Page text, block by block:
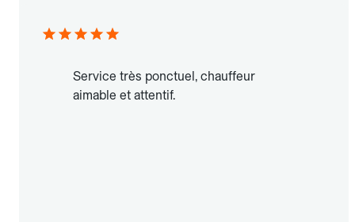
Service très ponctuel, chauffeur
aimable et attentif.